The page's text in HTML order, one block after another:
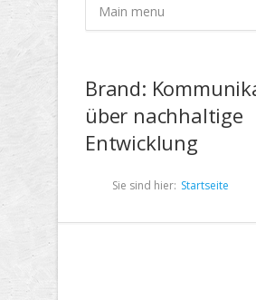
Brand:
über nachhaltige
Entwicklung
Sie sind hier: Startseite